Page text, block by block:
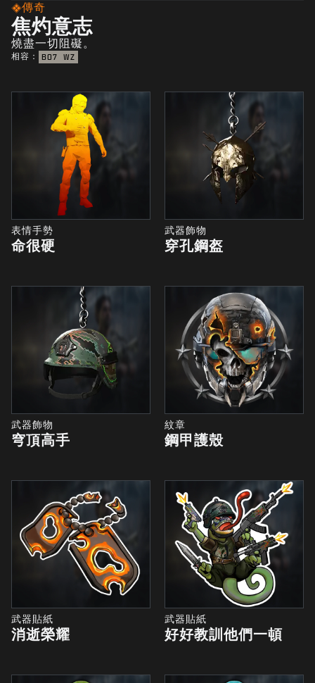
傳奇
焦灼意志
燒盡一切阻礙。
相容： BO7 WZ
表情手勢
命很硬
武器飾物
穿孔鋼盔
武器飾物
穹頂高手
紋章
鋼甲護殼
武器貼紙
消逝榮耀
武器貼紙
好好教訓他們一頓